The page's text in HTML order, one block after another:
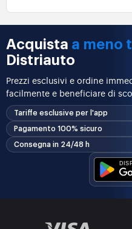
Acquista a meno
Distriauto
Prezzi esclusivi e ordine
facilmente e beneficiare di
Tariffe esclusive per l'app
Pagamento 100% sicuro
Consegna in 24/48 h